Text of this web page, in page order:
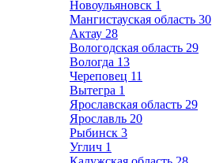
Новоульяновск 1
Мангистауская область 30
Актау 28
Вологодская область 29
Вологда 13
Череповец 11
Вытегра 1
Ярославская область 29
Ярославль 20
Рыбинск 3
Углич 1